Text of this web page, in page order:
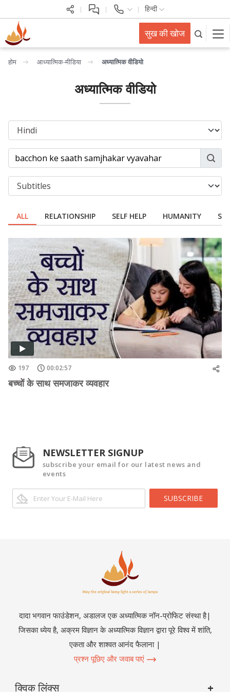
हिन्दी
सुख की खोज
होम आध्यात्मिक-मीडिया अध्यात्मिक वीडियो
अध्यात्मिक वीडियो
ALL RELATIONSHIP SELF HELP HUMANITY
197 00:02:57
बच्चों के साथ समजाकर व्यवहार
NEWSLETTER SIGNUP
subscribe your email for our latest news and
events
SUBSCRIBE
दादा भगवान फाउंडेशन, अडालज एक अध्यात्मिक नॉन-प्रोफिट संस्था है|
जिसका ध्येय है, अक्रम विज्ञान के अध्यात्मिक विज्ञान द्वारा पूरे विश्व में शांति,
एकता और शाश्वत आनंद फैलाना |
प्रश्न पूछिए और जवाब पाएं
क्विक लिंक्स